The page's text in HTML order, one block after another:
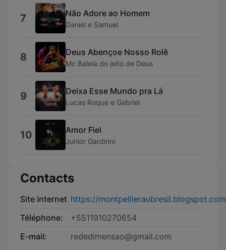
7 Não Adore ao Homem
Daniel e Samuel
8 Deus Abençoe Nosso Rolê
Mc Baleia do jeito de Deus
9 Deixa Esse Mundo pra Lá
Lucas Roque e Gabriel
10 Amor Fiel
Junior Gardinni
Contacts
Site internet https://
Téléphone:
+5511910270654
E-mail:
rededimensao@gmail.com